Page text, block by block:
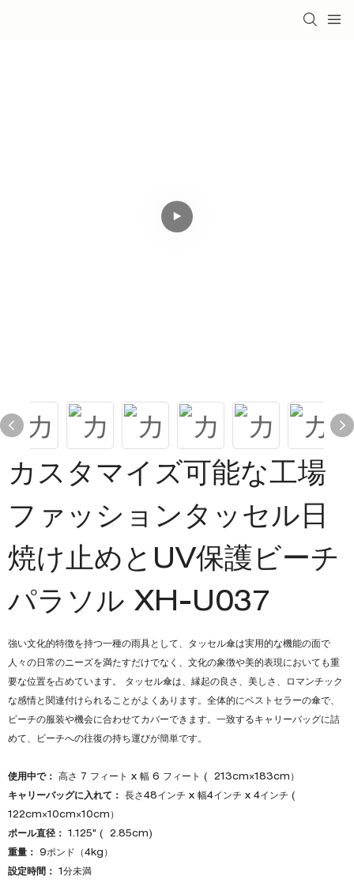
カスタマイズ可能な工場
ファッションタッセル日
焼け止めとUV保護ビーチ
パラソル XH-U037
強い文化的特徴を持つ一種の雨具として、タッセル傘は実用的な機能の面で
人々の日常のニーズを満たすだけでなく、文化の象徴や美的表現においても重
要な位置を占めています。 タッセル傘は、縁起の良さ、美しさ、ロマンチック
な感情と関連付けられることがよくあります。全体的にベストセラーの傘で、
ビーチの服装や機会に合わせてカバーできます。一致するキャリーバッグに詰
めて、ビーチへの往復の持ち運びが簡単です。
使用中で： 高さ 7 フィート x 幅 6 フィート ( 213cm×183cm）
キャリーバッグに入れて： 長さ48インチ x 幅4インチ x 4インチ (
122cm×10cm×10cm）
ポール直径： 1.125" ( 2.85cm)
重量： 9ポンド（4kg）
設定時間： 1分未満